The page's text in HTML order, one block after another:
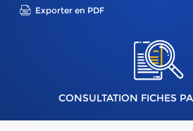
Exporter en PDF
CONSULTATION FICHES